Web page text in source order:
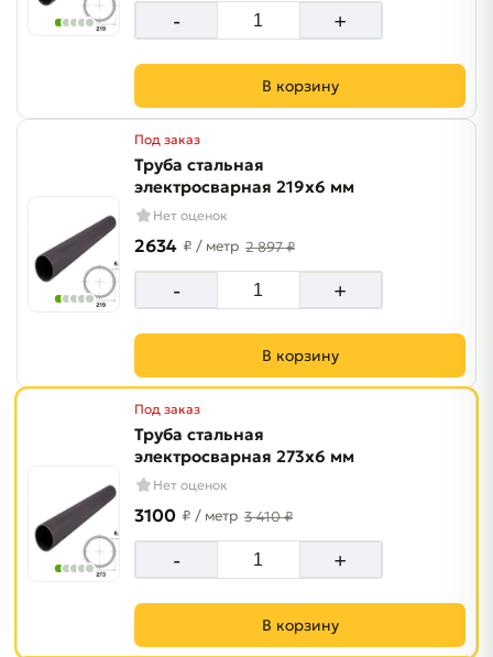
- +
В корзину
Под заказ
Труба стальная
электросварная 219х6 мм
Нет оценок
2634 ₽ / метр 2 897 ₽
- +
В корзину
Под заказ
Труба стальная
электросварная 273х6 мм
Нет оценок
3100 ₽ / метр 3 410 ₽
- +
В корзину